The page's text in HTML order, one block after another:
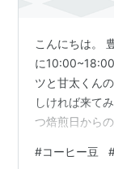
こんにちは。
に
ツと甘太くん
しければ来て
つ焙煎日から
いうことです
#コーヒー豆